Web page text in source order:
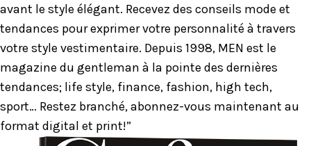
avant le style élégant. Recevez des conseils mode et
tendances pour exprimer votre personnalité à travers
votre style vestimentaire. Depuis 1998, MEN est le
magazine du gentleman à la pointe des dernières
tendances; life style, finance, fashion, high tech,
sport… Restez branché, abonnez-vous maintenant au
format digital et print!”